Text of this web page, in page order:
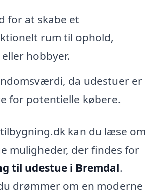
for at skabe et
rum til ophold,
hobbyer.
da udestuer er
for potentielle købere.
kan du læse om
muligheder, der findes for
til udestue i Bremdal.
drømmer om en moderne